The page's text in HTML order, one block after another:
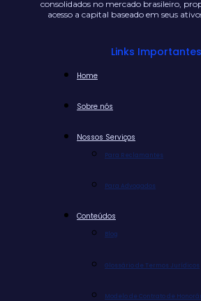
consolidados no mercado brasileiro,
acesso a capital baseado em seus
Links Importantes
Home
Sobre nós
Nossos Serviços
Para Reclamantes
Para Advogados
Conteúdos
Blog
Glossário de Termos Jurídicos
Modelo de Contrato de